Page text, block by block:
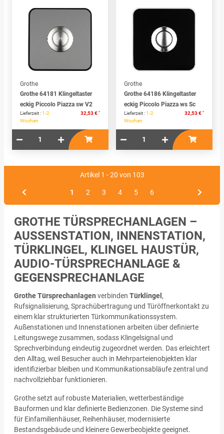
Grothe
Grothe 64181 Klingeltaster
eckig Piccolo Piazza sw V2
Lieferzeit :1-2
Wochen
32,53 € *
Grothe
Grothe 64186 Klingeltaster
eckig Piccolo Piazza ws Sc
Lieferzeit :1-2
Wochen
32,53 € *
Artikel 1 - 20 von 103
1 2 3 4 5 6
GROTHE TÜRSPRECHANLAGEN –
AUSSENSTATION, INNENSTATION, T
ÜRKLINGEL, KLINGEL HAUSTÜR, A
UDIO-TÜRSPRECHANLAGE & G
EGENSPRECHANLAGE
Grothe Türsprechanlagen verbinden Türklingel ,
Rufsignalisierung, Sprachübertragung und Türöffnerkontakt zu
einem klar strukturierten Türkommunikationssystem.
Außenstationen und Innenstationen arbeiten über definierte
Leitungswege zusammen, sodass Klingelsignal und
Sprechverbindung eindeutig zugeordnet werden. Das erleichtert
den Alltag, weil Besucher auch in Mehrparteienobjekten klar
identifizierbar bleiben und Kommunikationsabläufe zentral und
nachvollziehbar funktionieren.
Grothe setzt auf robuste Materialien, wetterbeständige
Bauformen und klar definierte Bedienzonen. Die Systeme sind
für Einfamilienhäuser, Reihenhäuser, modernisierte
Bestandsgebäude und kleinere Gewerbeobjekte geeignet.